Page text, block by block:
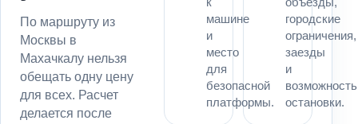
По маршруту из
Москвы в
Махачкалу нельзя
обещать одну цену
для всех. Расчет
делается после
машине
и
место
для
безопасной
платформы.
городские
ограничения,
заезды
и
возможность
остановки.